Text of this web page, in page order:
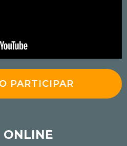
PARTICIPAR
ONLINE